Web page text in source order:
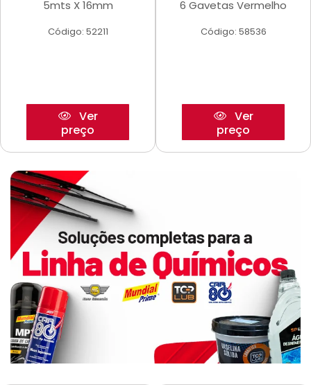
5mts X 16mm
Código: 52211
Ver
preço
6 Gavetas Vermelho
Código: 58536
Ver
preço